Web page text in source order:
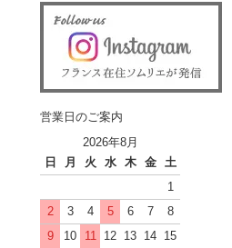
営業日のご案内
2026年8月
日
月 火 水 木 金
土
1
2
3 4 5 6 7
8
9
10 11 12 13 14 15